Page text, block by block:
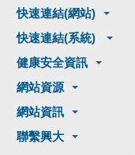
快速連結(網站)
快速連結(系統)
健康安全資訊
網站資源
網站資訊
聯繫興大